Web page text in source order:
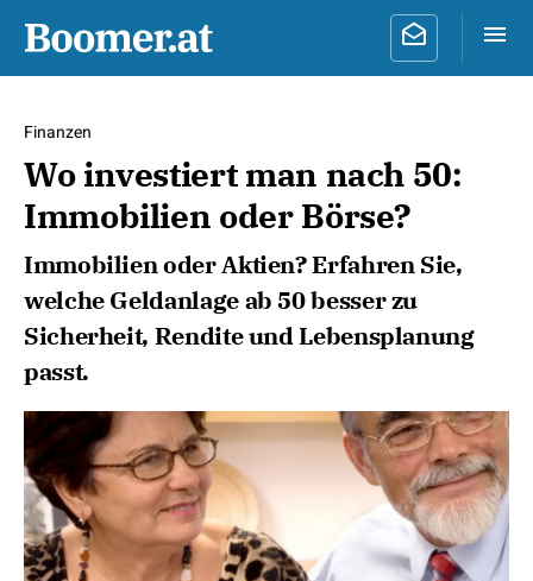
Finanzen
Wo investiert man nach 50:
Immobilien oder Börse?
Immobilien oder Aktien? Erfahren Sie,
welche Geldanlage ab 50 besser zu
Sicherheit, Rendite und Lebensplanung
passt.